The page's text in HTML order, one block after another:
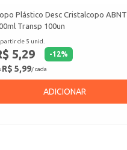
Plástico Desc Cristalcopo ABNT
Transp 100un
de 5 unid.
5,29 -12%
R$ 5,99/ cada
ADICIONAR